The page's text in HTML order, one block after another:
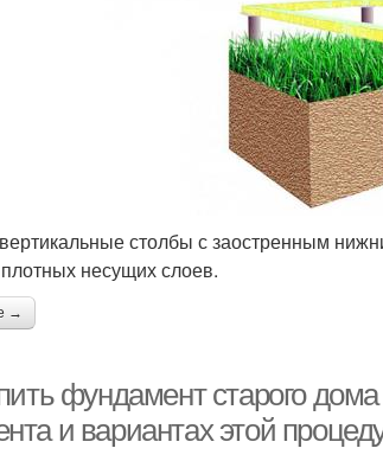
столбы с заостренным
несущих слоев.
→
фундамент старого
и вариантах этой